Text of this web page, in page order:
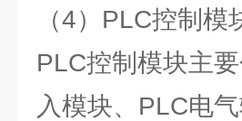
（4）PLC控制模
PLC控制模块主
入模块、PLC电气